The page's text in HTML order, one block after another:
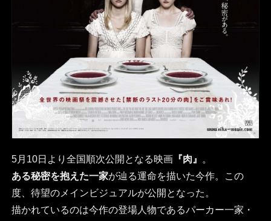
5月10日より全国順次公開となる映画『肉』
。
ある秘密を抱えた一家が辿る運命を描いた今作。この
度、待望のメインビジュアルが公開となった。
描かれているのは今作の登場人物であるパーカー一家・